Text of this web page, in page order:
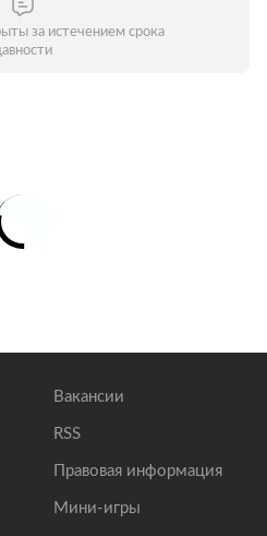
за истечением срока
Вакансии
RSS
Правовая информация
Мини-игры